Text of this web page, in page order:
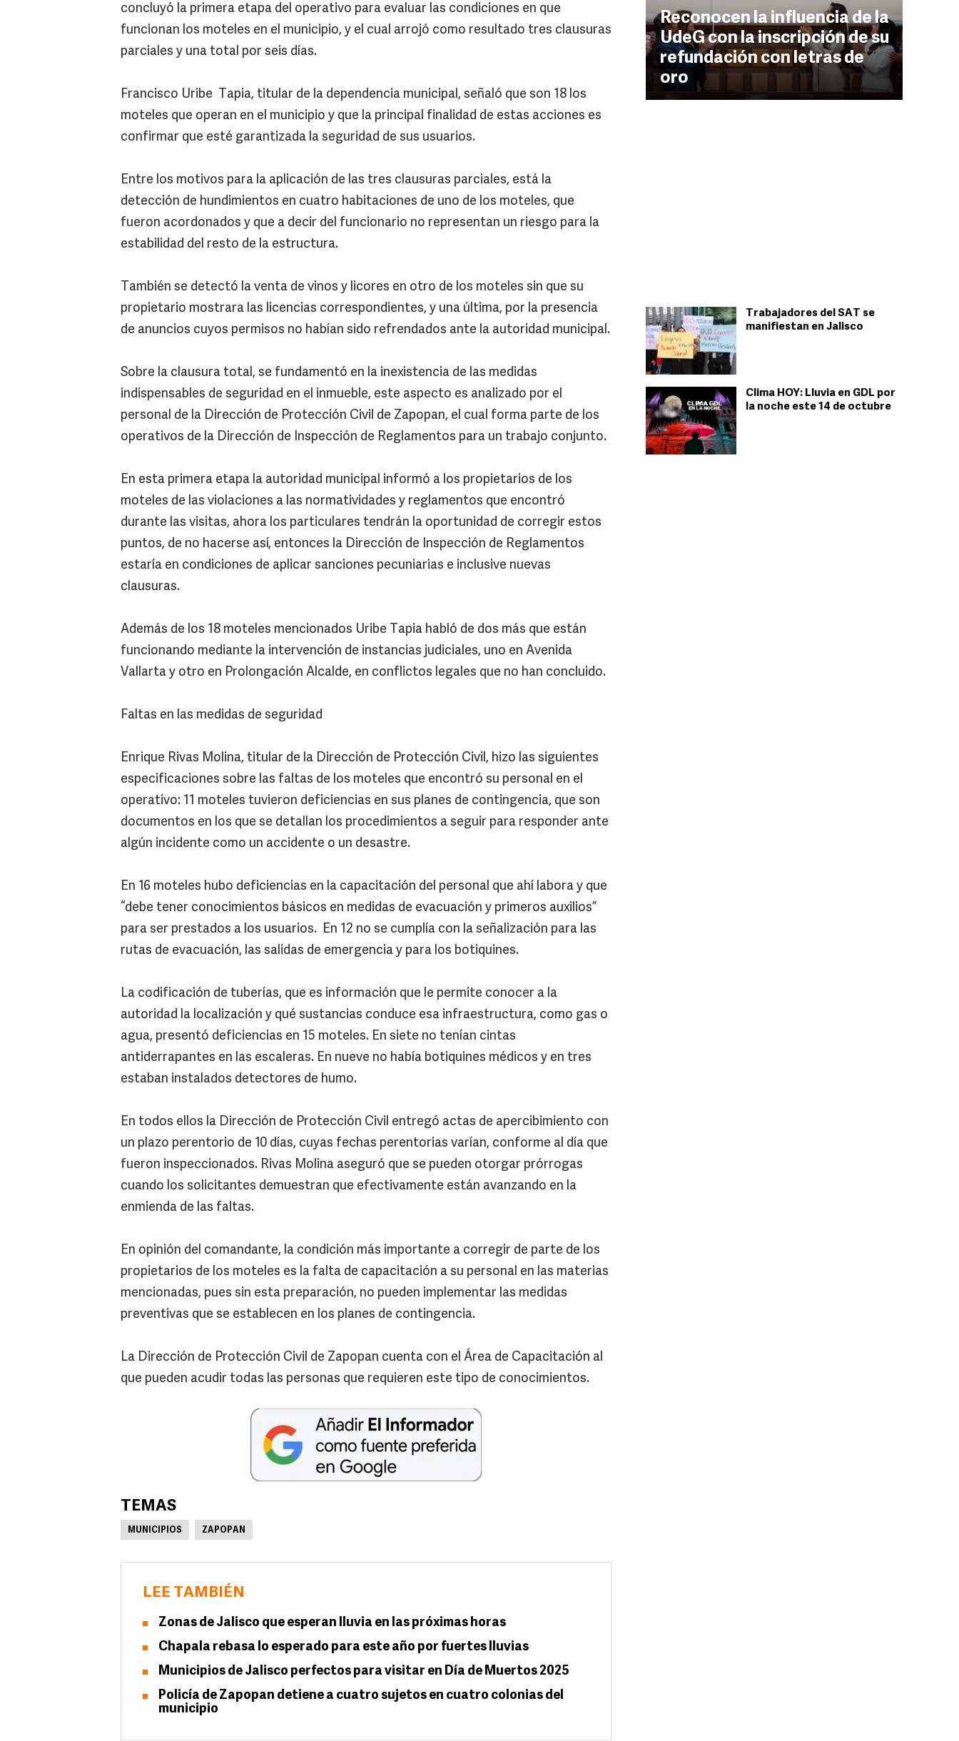
Reconocen la influencia de la
UdeG con la inscripción de su
refundación con letras de
oro
Trabajadores del SAT se
manifiestan en Jalisco
Clima HOY: Lluvia en GDL por
la noche este 14 de octubre
concluyó la primera etapa del operativo para evaluar las condiciones en que
funcionan los moteles en el municipio, y el cual arrojó como resultado tres clausuras
parciales y una total por seis días.
Francisco Uribe Tapia, titular de la dependencia municipal, señaló que son 18 los
moteles que operan en el municipio y que la principal finalidad de estas acciones es
confirmar que esté garantizada la seguridad de sus usuarios.
Entre los motivos para la aplicación de las tres clausuras parciales, está la
detección de hundimientos en cuatro habitaciones de uno de los moteles, que
fueron acordonados y que a decir del funcionario no representan un riesgo para la
estabilidad del resto de la estructura.
También se detectó la venta de vinos y licores en otro de los moteles sin que su
propietario mostrara las licencias correspondientes, y una última, por la presencia
de anuncios cuyos permisos no habían sido refrendados ante la autoridad municipal.
Sobre la clausura total, se fundamentó en la inexistencia de las medidas
indispensables de seguridad en el inmueble, este aspecto es analizado por el
personal de la Dirección de Protección Civil de Zapopan, el cual forma parte de los
operativos de la Dirección de Inspección de Reglamentos para un trabajo conjunto.
En esta primera etapa la autoridad municipal informó a los propietarios de los
moteles de las violaciones a las normatividades y reglamentos que encontró
durante las visitas, ahora los particulares tendrán la oportunidad de corregir estos
puntos, de no hacerse así, entonces la Dirección de Inspección de Reglamentos
estaría en condiciones de aplicar sanciones pecuniarias e inclusive nuevas
clausuras.
Además de los 18 moteles mencionados Uribe Tapia habló de dos más que están
funcionando mediante la intervención de instancias judiciales, uno en Avenida
Vallarta y otro en Prolongación Alcalde, en conflictos legales que no han concluido.
Faltas en las medidas de seguridad
Enrique Rivas Molina, titular de la Dirección de Protección Civil, hizo las siguientes
especificaciones sobre las faltas de los moteles que encontró su personal en el
operativo: 11 moteles tuvieron deficiencias en sus planes de contingencia, que son
documentos en los que se detallan los procedimientos a seguir para responder ante
algún incidente como un accidente o un desastre.
En 16 moteles hubo deficiencias en la capacitación del personal que ahí labora y que
“debe tener conocimientos básicos en medidas de evacuación y primeros auxilios”
para ser prestados a los usuarios. En 12 no se cumplía con la señalización para las
rutas de evacuación, las salidas de emergencia y para los botiquines.
La codificación de tuberías, que es información que le permite conocer a la
autoridad la localización y qué sustancias conduce esa infraestructura, como gas o
agua, presentó deficiencias en 15 moteles. En siete no tenían cintas
antiderrapantes en las escaleras. En nueve no había botiquines médicos y en tres
estaban instalados detectores de humo.
En todos ellos la Dirección de Protección Civil entregó actas de apercibimiento con
un plazo perentorio de 10 días, cuyas fechas perentorias varían, conforme al día que
fueron inspeccionados. Rivas Molina aseguró que se pueden otorgar prórrogas
cuando los solicitantes demuestran que efectivamente están avanzando en la
enmienda de las faltas.
En opinión del comandante, la condición más importante a corregir de parte de los
propietarios de los moteles es la falta de capacitación a su personal en las materias
mencionadas, pues sin esta preparación, no pueden implementar las medidas
preventivas que se establecen en los planes de contingencia.
La Dirección de Protección Civil de Zapopan cuenta con el Área de Capacitación al
que pueden acudir todas las personas que requieren este tipo de conocimientos.
TEMAS
MUNICIPIOS ZAPOPAN
LEE TAMBIÉN
Zonas de Jalisco que esperan lluvia en las próximas horas
Chapala rebasa lo esperado para este año por fuertes lluvias
Municipios de Jalisco perfectos para visitar en Día de Muertos 2025
Policía de Zapopan detiene a cuatro sujetos en cuatro colonias del
municipio